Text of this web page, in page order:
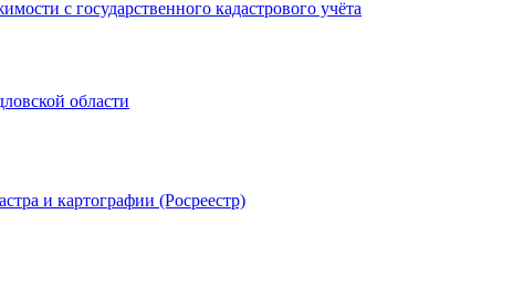
с государственного кадастрового учёта
области
и картографии (Росреестр)